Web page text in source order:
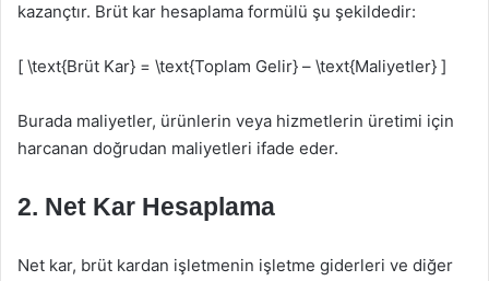
kazançtır. Brüt kar hesaplama formülü şu şekildedir:
[ \text{Brüt Kar} = \text{Toplam Gelir} – \text{Maliyetler} ]
Burada maliyetler, ürünlerin veya hizmetlerin üretimi için
harcanan doğrudan maliyetleri ifade eder.
2. Net Kar Hesaplama
Net kar, brüt kardan işletmenin işletme giderleri ve diğer